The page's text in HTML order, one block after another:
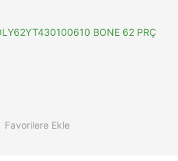
BONE 62 PRÇ
Favorilere Ekle